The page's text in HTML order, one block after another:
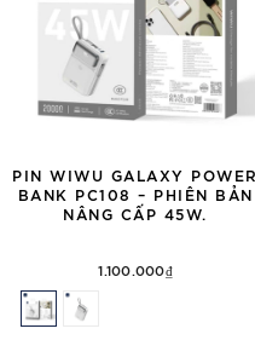
PIN WIWU GALAXY POWER
BANK PC108 – PHIÊN BẢN
NÂNG CẤP 45W.
1.100.000₫